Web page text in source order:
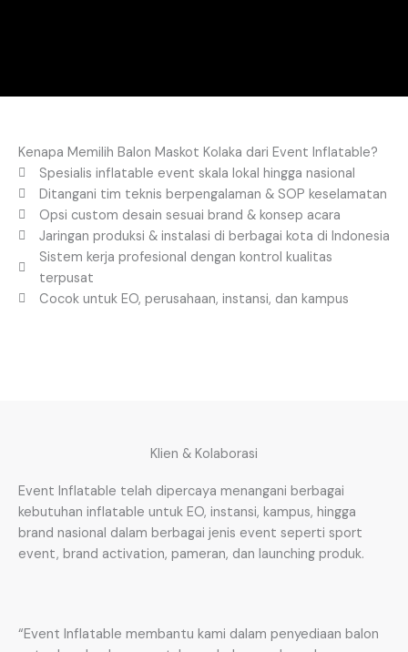
Kenapa Memilih Balon Maskot Kolaka dari Event Inflatable?
Spesialis inflatable event skala lokal hingga nasional
Ditangani tim teknis berpengalaman & SOP keselamatan
Opsi custom desain sesuai brand & konsep acara
Jaringan produksi & instalasi di berbagai kota di Indonesia
Sistem kerja profesional dengan kontrol kualitas
terpusat
Cocok untuk EO, perusahaan, instansi, dan kampus
Klien & Kolaborasi
Event Inflatable telah dipercaya menangani berbagai
kebutuhan inflatable untuk EO, instansi, kampus, hingga
brand nasional dalam berbagai jenis event seperti sport
event, brand activation, pameran, dan launching produk.
“Event Inflatable membantu kami dalam penyediaan balon